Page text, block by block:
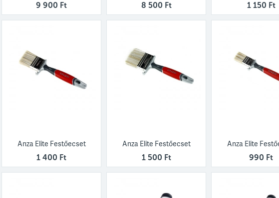
9 900 Ft
8 500 Ft
1 150 Ft
Anza Elite Festőecset
1 400 Ft
Anza Elite Festőecset
1 500 Ft
Anza Elite
990 Ft